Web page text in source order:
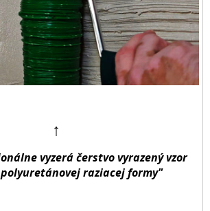
↑
vyzerá čerstvo vyrazený vzor
raziacej formy"